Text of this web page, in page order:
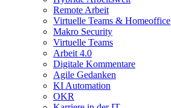
Remote Arbeit
Virtuelle Teams & Homeoffice
Makro Security
Virtuelle Teams
Arbeit 4.0
Digitale Kommentare
Agile Gedanken
KI Automation
OKR